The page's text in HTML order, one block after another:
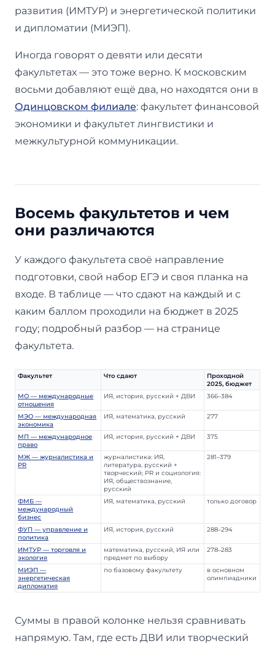
развития (ИМТУР) и энергетической политики
и дипломатии (МИЭП).
Иногда говорят о девяти или десяти
факультетах — это тоже верно. К московским
восьми добавляют ещё два, но находятся они в
Одинцовском филиале: факультет финансовой
экономики и факультет лингвистики и
межкультурной коммуникации.
Восемь факультетов и чем
они различаются
У каждого факультета своё направление
подготовки, свой набор ЕГЭ и своя планка на
входе. В таблице — что сдают на каждый и с
каким баллом проходили на бюджет в 2025
году; подробный разбор — на странице
факультета.
Факультет Что сдают
Проходной
2025, бюджет
МО — международные
отношения
ИЯ, история, русский + ДВИ 366–384
МЭО — международная
экономика
ИЯ, математика, русский 277
МП — международное
право
ИЯ, история, русский + ДВИ 375
МЖ — журналистика и
PR
журналистика: ИЯ,
литература, русский +
творческий; PR и социология:
ИЯ, обществознание,
русский
281–379
ФМБ —
международный
бизнес
ИЯ, математика, русский только договор
ФУП — управление и
политика
ИЯ, история, русский 288–294
ИМТУР — торговля и
экология
математика, русский, ИЯ или
предмет по выбору
278–283
МИЭП —
энергетическая
дипломатия
по базовому факультету
в основном
олимпиадники
Суммы в правой колонке нельзя сравнивать
напрямую. Там, где есть ДВИ или творческий